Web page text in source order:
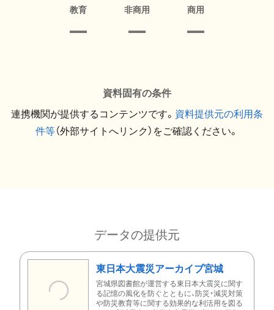
教育 非商用 商用
資料固有の条件
連携機関が提供するコンテンツです。 資料提供元の利用条
件等（外部サイトへリンク）をご確認ください。
データの提供元
東日本大震災アーカイブ宮城
宮城県図書館が運営する東日本大震災に関す
る記憶の風化を防ぐとともに、防災・減災対策
や防災教育等に関する効果的な利活用を図る